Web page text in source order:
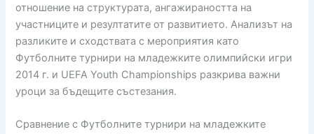
отношение на структурата, ангажираността на
участниците и резултатите от развитието. Анализът на
разликите и сходствата с мероприятия като
Футболните турнири на младежките олимпийски игри
2014 г. и UEFA Youth Championships разкрива важни
уроци за бъдещите състезания.
Сравнение с Футболните турнири на младежките